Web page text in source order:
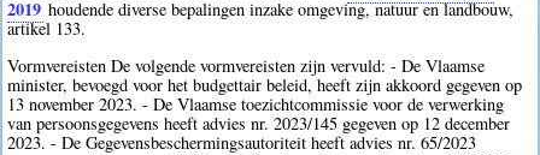
2019 houdende diverse bepalingen inzake omgeving, natuur en landbouw,
artikel 133.
Vormvereisten De volgende vormvereisten zijn vervuld: - De Vlaamse
minister, bevoegd voor het budgettair beleid, heeft zijn akkoord gegeven op
13 november 2023. - De Vlaamse toezichtcommissie voor de verwerking
van persoonsgegevens heeft advies nr. 2023/145 gegeven op 12 december
2023. - De Gegevensbeschermingsautoriteit heeft advies nr. 65/2023